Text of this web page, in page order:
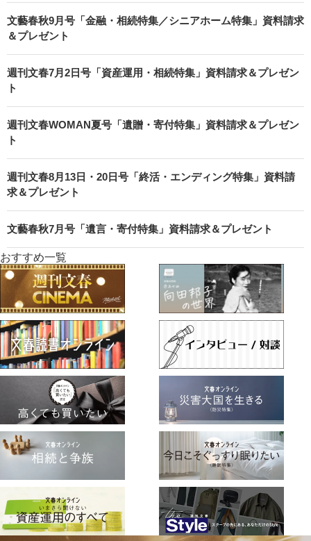
文藝春秋9月号「金融・相続特集／シニアホーム特集」資料請求
＆プレゼント
週刊文春7月2日号「資産運用・相続特集」資料請求＆プレゼン
ト
週刊文春WOMAN夏号「遺贈・寄付特集」資料請求＆プレゼン
ト
週刊文春8月13日・20日号「終活・エンディング特集」資料請
求＆プレゼント
文藝春秋7月号「遺言・寄付特集」資料請求＆プレゼント
おすすめ一覧